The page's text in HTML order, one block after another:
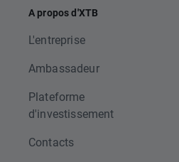
A propos d'XTB
L'entreprise
Ambassadeur
Plateforme
d'investissement
Contacts